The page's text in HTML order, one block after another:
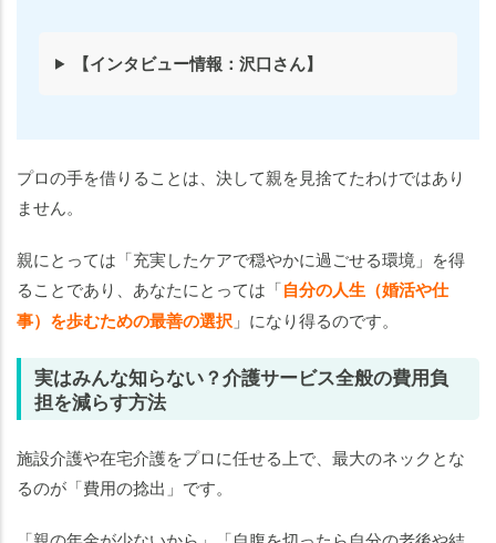
【インタビュー情報：沢口さん】
プロの手を借りることは、決して親を見捨てたわけではあり
ません。
親にとっては「充実したケアで穏やかに過ごせる環境」を得
ることであり、あなたにとっては「自分の人生（婚活や仕
事）を歩むための最善の選択 」になり得るのです。
実はみんな知らない？介護サービス全般の費用負
担を減らす方法
施設介護や在宅介護をプロに任せる上で、最大のネックとな
るのが「費用の捻出」です。